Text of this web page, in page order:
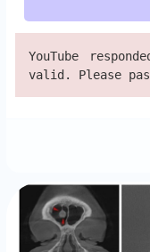
YouTube
valid. Please